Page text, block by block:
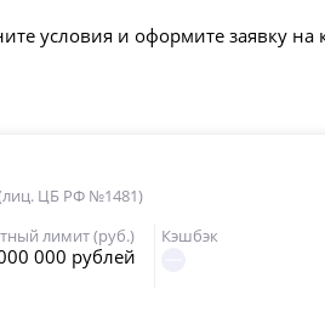
условия и оформите заявку
ЦБ РФ №1481)
лимит (руб.)
000 рублей
Кэшбэк